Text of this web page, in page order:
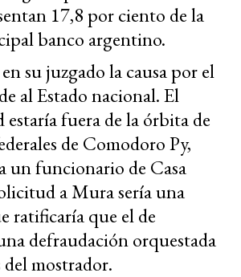
17,8 por ciento de la
banco argentino.
su juzgado la causa por el
al Estado nacional. El
fuera de la órbita de
de Comodoro Py,
un funcionario de Casa
a Mura sería una
ratificaría que el de
defraudación orquestada
del mostrador.